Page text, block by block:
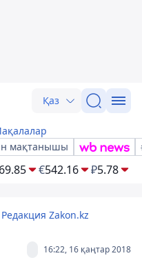
Қаз
мақтанышы
€542.16 ₽5.78
Редакция Zakon.kz
16:22, 16 қаңтар 2018